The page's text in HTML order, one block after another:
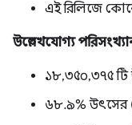
এই রিলিজে
উল্লেখযোগ্য
১৮,৩৫০,৩৭৫
৬৮.৯% উৎসের